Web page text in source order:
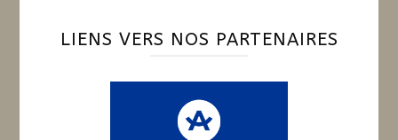
LIENS VERS NOS PARTENAIRES